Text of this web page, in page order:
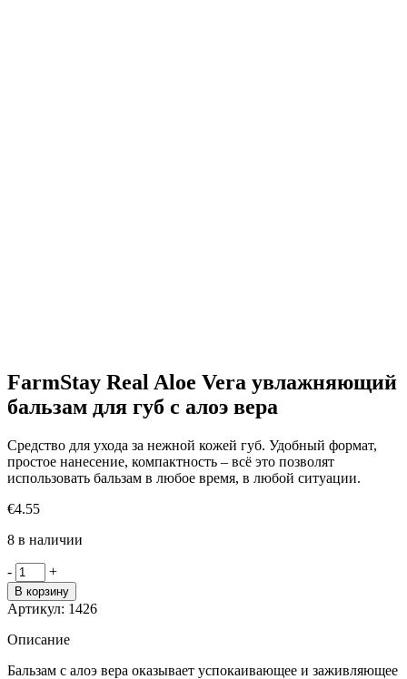
FarmStay Real Aloe Vera увлажняющий
бальзам для губ с алоэ вера
Средство для ухода за нежной кожей губ. Удобный формат,
простое нанесение, компактность – всё это позволят
использовать бальзам в любое время, в любой ситуации.
€4.55
8 в наличии
- Количество
товара
FarmStay
Real
Aloe
увлажняющий
+
В корзину
Артикул: 1426
Описание
Бальзам с алоэ вера оказывает успокаивающее и заживляющее